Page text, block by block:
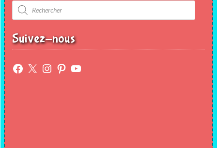
Recherche
de
produits
Suivez-nous
Facebook
X Instagram
Pinterest
YouTube